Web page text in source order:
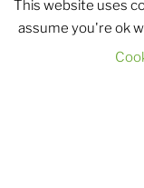
This website uses
assume you're ok